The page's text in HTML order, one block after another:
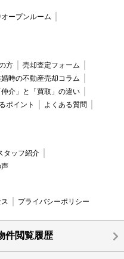
ープンルーム
方
売却査定フォーム
時の不動産売却コラム
仲介」と「買取」の違い
ポイント
よくある質問
タッフ紹介
声
プライバシーポリシー
件閲覧履歴